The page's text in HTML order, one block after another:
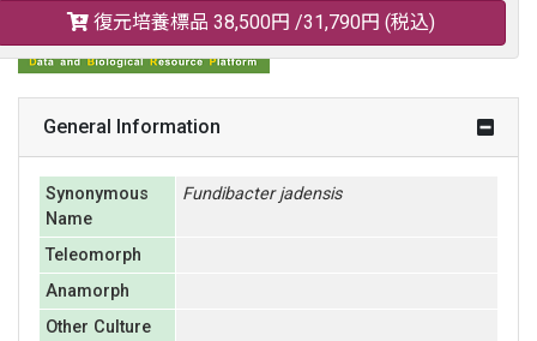
復元培養標品 38,500円 /31,790円 (税込)
General Information
Synonymous
Name
Fundibacter jadensis
Teleomorph
Anamorph
Other Culture